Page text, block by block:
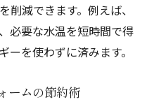
削減できます。例えば、
必要な水温を短時間で得
ーを使わずに済みます。
ームの節約術